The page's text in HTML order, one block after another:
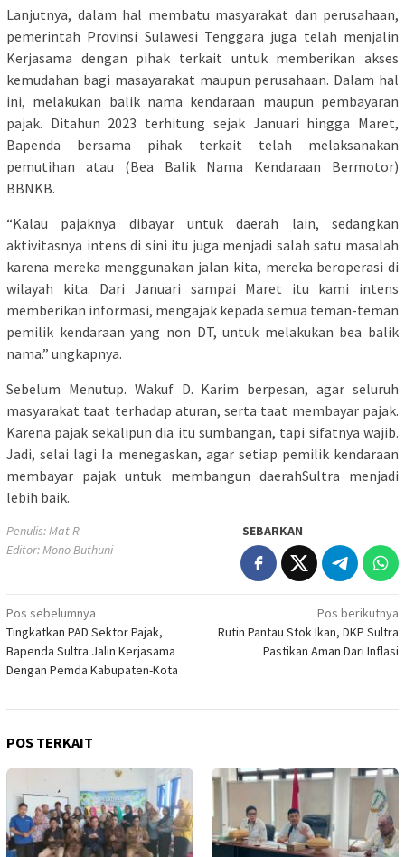
Lanjutnya, dalam hal membatu masyarakat dan perusahaan,
pemerintah Provinsi Sulawesi Tenggara juga telah menjalin
Kerjasama dengan pihak terkait untuk memberikan akses
kemudahan bagi masayarakat maupun perusahaan. Dalam hal
ini, melakukan balik nama kendaraan maupun pembayaran
pajak. Ditahun 2023 terhitung sejak Januari hingga Maret,
Bapenda bersama pihak terkait telah melaksanakan
pemutihan atau (Bea Balik Nama Kendaraan Bermotor)
BBNKB.
“Kalau pajaknya dibayar untuk daerah lain, sedangkan
aktivitasnya intens di sini itu juga menjadi salah satu masalah
karena mereka menggunakan jalan kita, mereka beroperasi di
wilayah kita. Dari Januari sampai Maret itu kami intens
memberikan informasi, mengajak kepada semua teman-teman
pemilik kendaraan yang non DT, untuk melakukan bea balik
nama.” ungkapnya.
Sebelum Menutup. Wakuf D. Karim berpesan, agar seluruh
masyarakat taat terhadap aturan, serta taat membayar pajak.
Karena pajak sekalipun dia itu sumbangan, tapi sifatnya wajib.
Jadi, selai lagi Ia menegaskan, agar setiap pemilik kendaraan
membayar pajak untuk membangun daerahSultra menjadi
lebih baik.
Penulis: Mat R
Editor: Mono Buthuni
SEBARKAN
Navigasi
pos
Pos sebelumnya
Tingkatkan PAD Sektor Pajak,
Bapenda Sultra Jalin Kerjasama
Dengan Pemda Kabupaten-Kota
Pos berikutnya
Rutin Pantau Stok Ikan, DKP Sultra
Pastikan Aman Dari Inflasi
POS TERKAIT